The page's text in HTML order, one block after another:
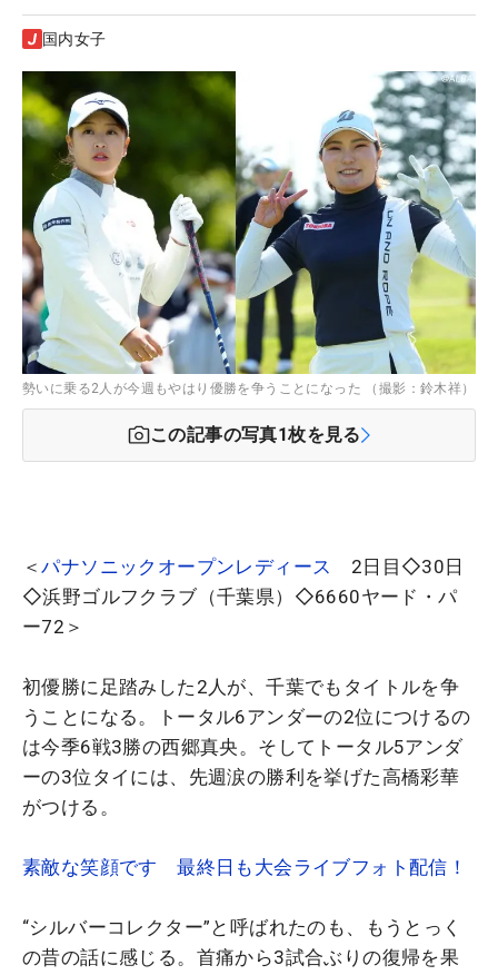
国内女子
勢いに乗る2人が今週もやはり優勝を争うことになった （撮影：鈴木祥）
この記事の写真1枚を見る
＜パナソニックオープンレディース
2日目◇30日
◇浜野ゴルフクラブ（千葉県）◇6660ヤード・パ
ー72＞
初優勝に足踏みした2人が、千葉でもタイトルを争
うことになる。トータル6アンダーの2位につけるの
は今季6戦3勝の西郷真央。そしてトータル5アンダ
ーの3位タイには、先週涙の勝利を挙げた高橋彩華
がつける。
素敵な笑顔です 最終日も大会ライブフォト配信！
“シルバーコレクター”と呼ばれたのも、もうとっく
の昔の話に感じる。首痛から3試合ぶりの復帰を果